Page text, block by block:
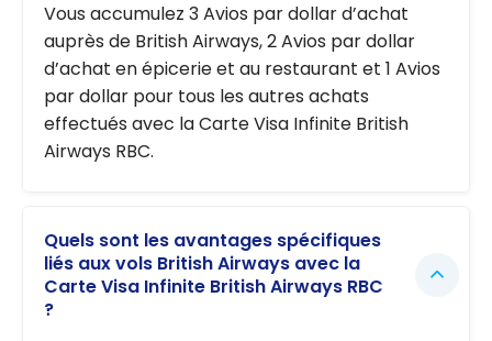
Vous accumulez 3 Avios par dollar d’achat
auprès de British Airways, 2 Avios par dollar
d’achat en épicerie et au restaurant et 1 Avios
par dollar pour tous les autres achats
effectués avec la Carte Visa Infinite British
Airways RBC.
Quels sont les avantages spécifiques
liés aux vols British Airways avec la
Carte Visa Infinite British Airways RBC
?